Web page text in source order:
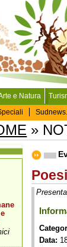
e Natura
»
Data: